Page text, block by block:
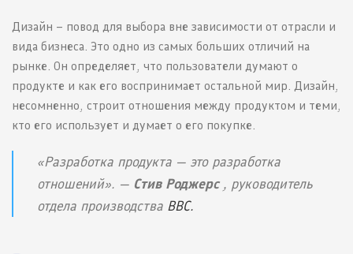
Дизайн – повод для выбора вне зависимости от отрасли и
вида бизнеса. Это одно из самых больших отличий на
рынке. Он определяет, что пользователи думают о
продукте и как его воспринимает остальной мир. Дизайн,
несомненно, строит отношения между продуктом и теми,
кто его использует и думает о его покупке.
«Разработка продукта — это разработка
отношений». — Стив Роджерс, руководитель
отдела производства BBC.